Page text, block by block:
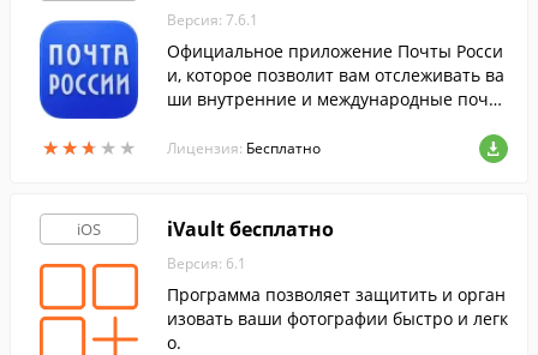
★★★ ★ ★
★★★ ★ ★
Версия: 7.6.1
Официальное приложение Почты Росси
и, которое позволит вам отслеживать ва
ши внутренние и международные почто
ьного устройства.
Лицензия: Бесплатно
iOS iVault бесплатно
Версия: 6.1
Программа позволяет защитить и орган
изовать ваши фотографии быстро и легк
о.